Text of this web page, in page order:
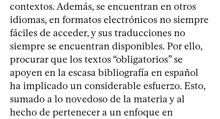
contextos. Además, se encuentran en otros
idiomas, en formatos electrónicos no siempre
fáciles de acceder, y sus traducciones no
siempre se encuentran disponibles. Por ello,
procurar que los textos “obligatorios” se
apoyen en la escasa bibliografía en español
ha implicado un considerable esfuerzo. Esto,
sumado a lo novedoso de la materia y al
hecho de pertenecer a un enfoque en